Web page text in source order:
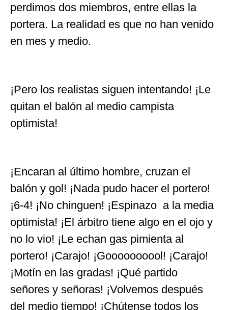
perdimos dos miembros, entre ellas la
portera. La realidad es que no han venido
en mes y medio.
¡Pero los realistas siguen intentando! ¡Le
quitan el balón al medio campista
optimista!
¡Encaran al último hombre, cruzan el
balón y gol! ¡Nada pudo hacer el portero!
¡6-4! ¡No chinguen! ¡Espinazo a la media
optimista! ¡El árbitro tiene algo en el ojo y
no lo vio! ¡Le echan gas pimienta al
portero! ¡Carajo! ¡Goooooooool! ¡Carajo!
¡Motín en las gradas! ¡Qué partido
señores y señoras! ¡Volvemos después
del medio tiempo! ¡Chútense todos los